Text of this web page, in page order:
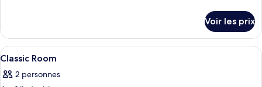
chambre :
Classic
Apartment
le
type
de
Classic
Voir les prix
Afficher
toutes
les
Coffres-forts dans les chambres,
10
Classic Room
2 personnes